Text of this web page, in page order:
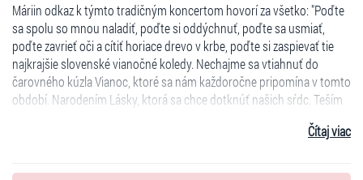
Máriin odkaz k týmto tradičným koncertom hovorí za všetko: "Poďte
sa spolu so mnou naladiť, poďte si oddýchnuť, poďte sa usmiať,
poďte zavrieť oči a cítiť horiace drevo v krbe, poďte si zaspievať tie
najkrajšie slovenské vianočné koledy. Nechajme sa vtiahnuť do
čarovného kúzla Vianoc, ktoré sa nám každoročne pripomína v tomto
období. Narodením Lásky, ktorá sa chce dotknúť našich sŕdc. Teším
Čítaj viac